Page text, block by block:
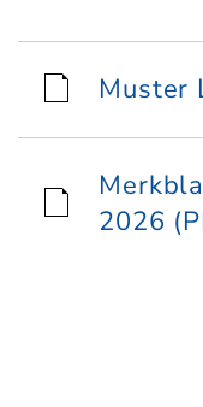
Muster
2026